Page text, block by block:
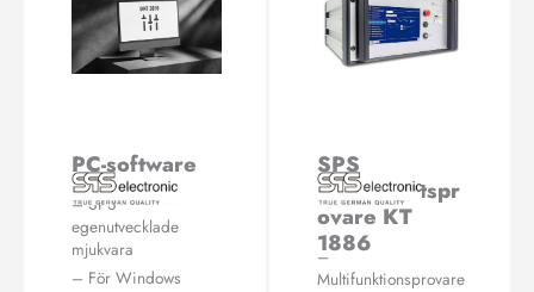
PC-software
DAT 3810
– SPS
egenutvecklade
mjukvara
– För Windows
SPS
Elsäkerhetspr
ovare KT
1886
–
Multifunktionsprovare